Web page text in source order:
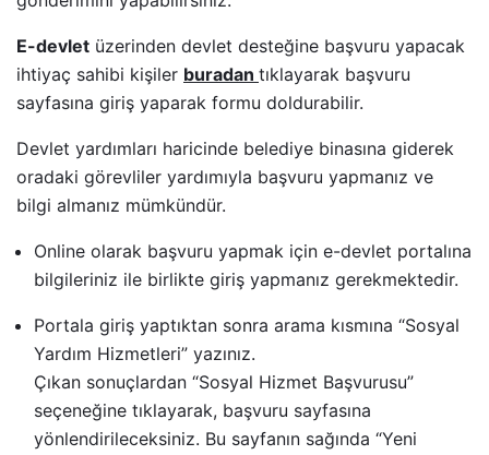
E-devlet üzerinden devlet desteğine başvuru yapacak
ihtiyaç sahibi kişiler buradan tıklayarak başvuru
sayfasına giriş yaparak formu doldurabilir.
Devlet yardımları haricinde belediye binasına giderek
oradaki görevliler yardımıyla başvuru yapmanız ve
bilgi almanız mümkündür.
Online olarak başvuru yapmak için e-devlet portalına
bilgileriniz ile birlikte giriş yapmanız gerekmektedir.
Portala giriş yaptıktan sonra arama kısmına “Sosyal
Yardım Hizmetleri” yazınız.
Çıkan sonuçlardan “Sosyal Hizmet Başvurusu”
seçeneğine tıklayarak, başvuru sayfasına
yönlendirileceksiniz. Bu sayfanın sağında “Yeni